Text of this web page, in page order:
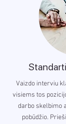
Vaizdo interviu
visiems tos
darbo skelbimo
pobūdžio.